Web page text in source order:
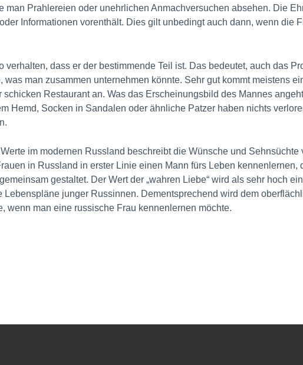
man Prahlereien oder unehrlichen Anmachversuchen absehen. Die
Informationen vorenthält. Dies gilt unbedingt auch dann, wenn die
verhalten, dass er der bestimmende Teil ist. Das bedeutet, auch das
man zusammen unternehmen könnte. Sehr gut kommt meistens
Restaurant an. Was das Erscheinungsbild des Mannes
Hemd, Socken in Sandalen oder ähnliche Patzer haben nichts
im modernen Russland beschreibt die Wünsche und Sehnsüchte
in Russland in erster Linie einen Mann fürs Leben kennenlernen,
gestaltet. Der Wert der „wahren Liebe“ wird als sehr hoch
junger Russinnen. Dementsprechend wird dem
wenn man eine russische Frau kennenlernen möchte.